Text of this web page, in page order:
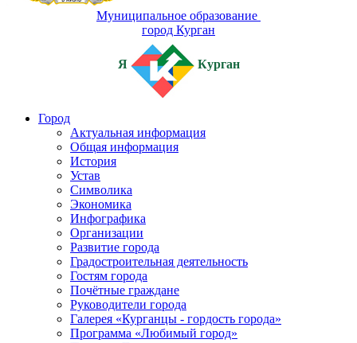
Муниципальное образование
город Курган
Я Курган
Город
Актуальная информация
Общая информация
История
Устав
Символика
Экономика
Инфографика
Организации
Развитие города
Градостроительная деятельность
Гостям города
Почётные граждане
Руководители города
Галерея «Курганцы - гордость города»
Программа «Любимый город»